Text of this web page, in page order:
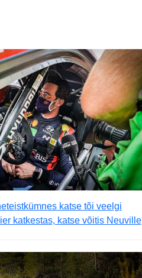
katse tõi veelgi
katkestas, katse võitis Neuville